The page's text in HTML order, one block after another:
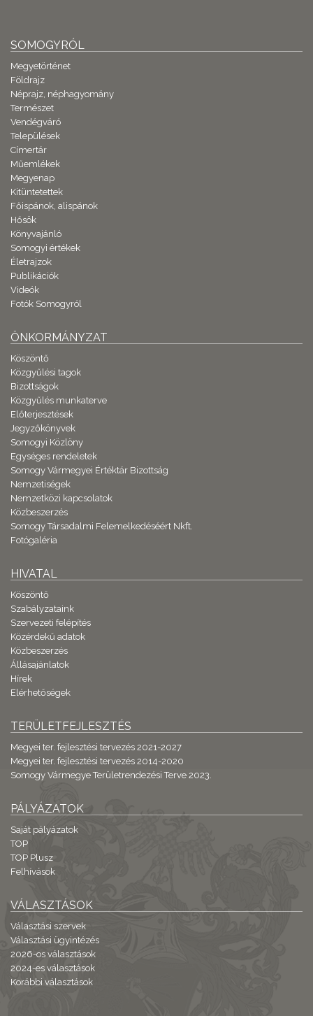
SOMOGYRÓL
Megyetörténet
Földrajz
Néprajz, néphagyomány
Természet
Vendégváró
Települések
Címertár
Műemlékek
Megyenap
Kitüntetettek
Főispánok, alispánok
Hősök
Könyvajánló
Somogyi értékek
Életrajzok
Publikációk
Videók
Fotók Somogyról
ÖNKORMÁNYZAT
Köszöntő
Közgyűlési tagok
Bizottságok
Közgyűlés munkaterve
Előterjesztések
Jegyzőkönyvek
Somogyi Közlöny
Egységes rendeletek
Somogy Vármegyei Értéktár Bizottság
Nemzetiségek
Nemzetközi kapcsolatok
Közbeszerzés
Somogy Társadalmi Felemelkedéséért Nkft.
Fotógaléria
HIVATAL
Köszöntő
Szabályzataink
Szervezeti felépítés
Közérdekű adatok
Közbeszerzés
Állásajánlatok
Hírek
Elérhetőségek
TERÜLETFEJLESZTÉS
Megyei ter. fejlesztési tervezés 2021-2027
Megyei ter. fejlesztési tervezés 2014-2020
Somogy Vármegye Területrendezési Terve 2023.
PÁLYÁZATOK
Saját pályázatok
TOP
TOP Plusz
Felhívások
VÁLASZTÁSOK
Választási szervek
Választási ügyintézés
2026-os választások
2024-es választások
Korábbi választások